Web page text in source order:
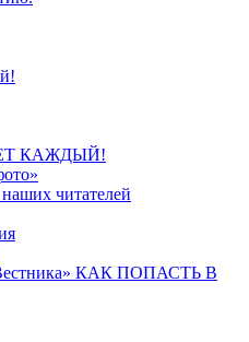
КАЖДЫЙ!
читателей
КАК ПОПАСТЬ В